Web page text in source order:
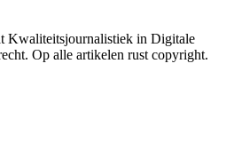
Kwaliteitsjournalistiek in Digitale
Op alle artikelen rust copyright.